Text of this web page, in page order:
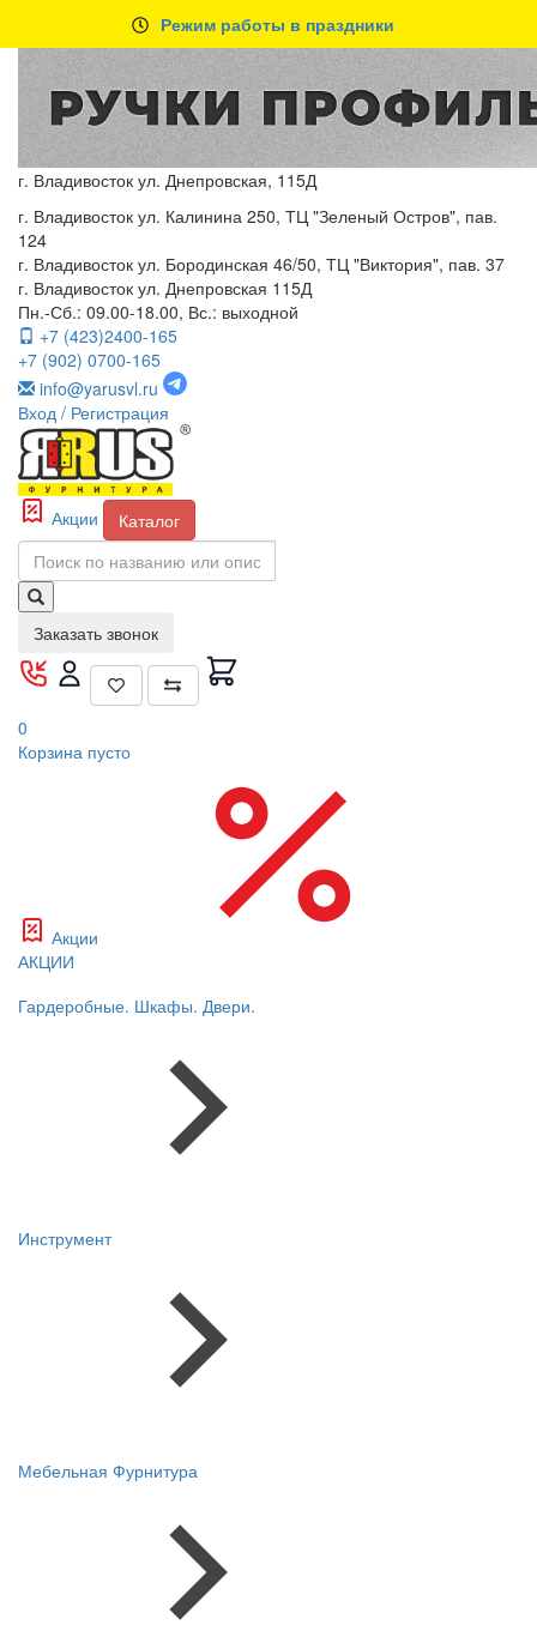
Режим работы в праздники
г. Владивосток ул. Днепровская, 115Д
г. Владивосток ул. Калинина 250, ТЦ "Зеленый Остров", пав.
124
г. Владивосток ул. Бородинская 46/50, ТЦ "Виктория", пав. 37
г. Владивосток ул. Днепровская 115Д
Пн.-Сб.: 09.00-18.00, Вс.: выходной
+7 (423)2400-165
+7 (902) 0700-165
info@yarusvl.ru
Вход / Регистрация
Акции Каталог
Заказать звонок
0
Корзина пусто
Акции
АКЦИИ
Гардеробные. Шкафы. Двери.
Инструмент
Мебельная Фурнитура